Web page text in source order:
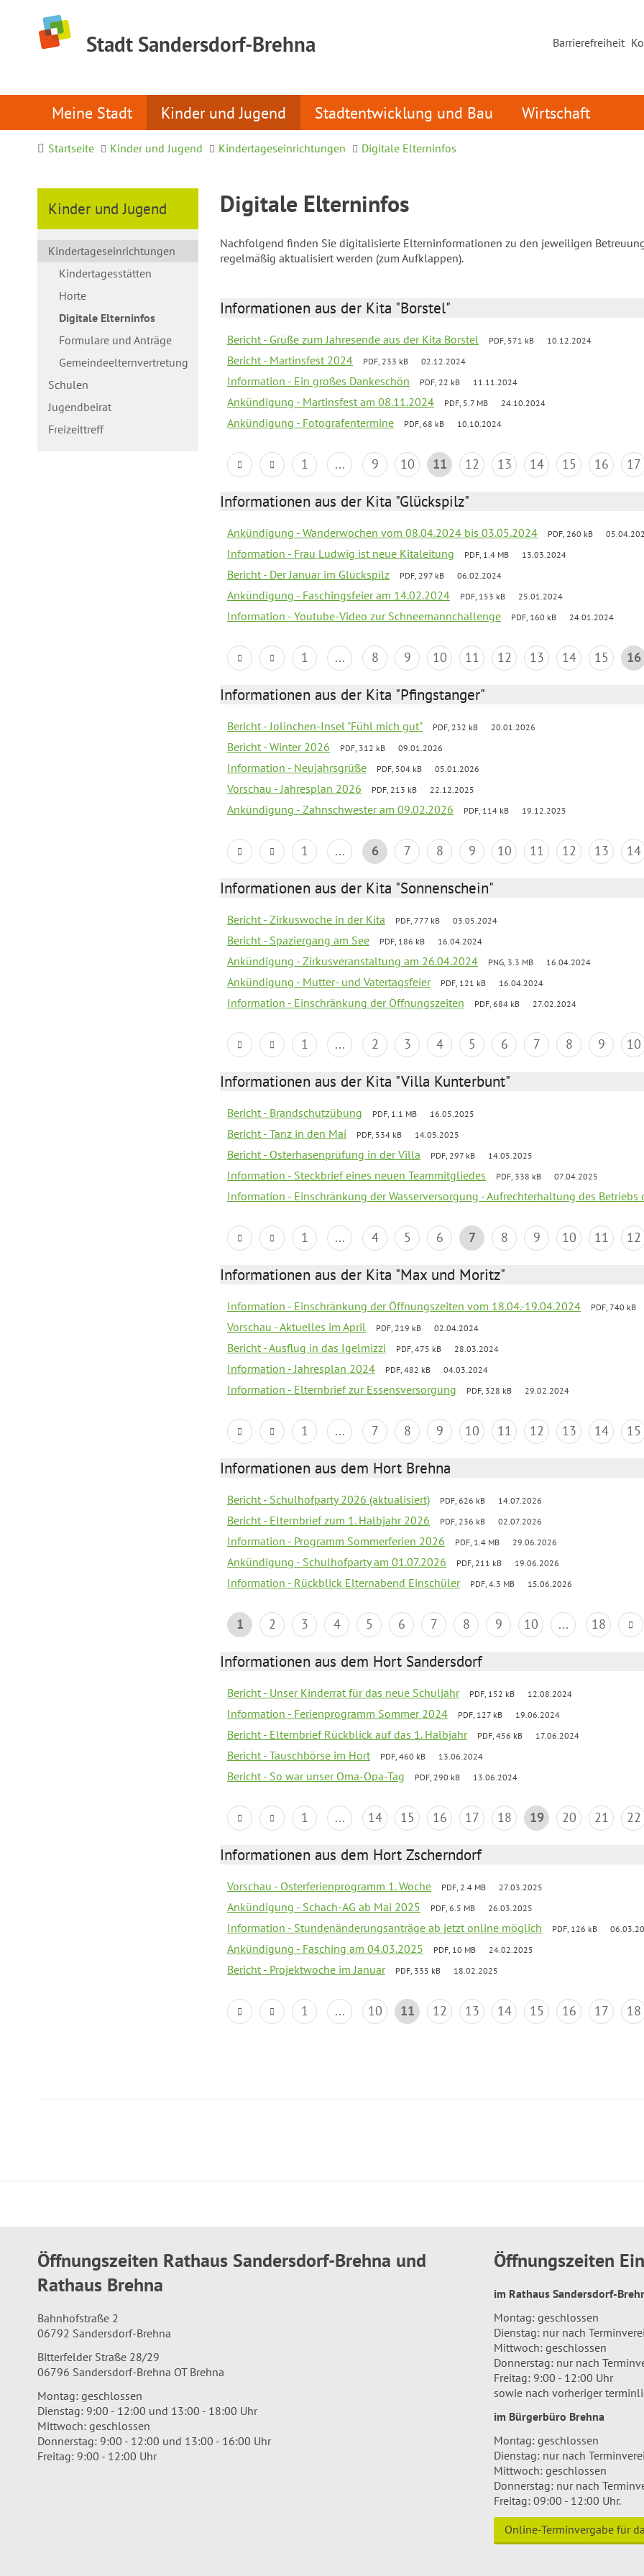
Stadt Sandersdorf-Brehna Barrierefreiheit
Meine Stadt Kinder und Jugend Stadtentwicklung und Bau Wirtschaft
Startseite Kinder und Jugend Kindertageseinrichtungen Digitale Elterninfos
Kinder und Jugend
Kindertageseinrichtungen
Kindertagesstätten
Horte
Digitale Elterninfos
Formulare und Anträge
Gemeindeelternvertretung
Schulen
Jugendbeirat
Freizeittreff
Digitale Elterninfos
Nachfolgend finden Sie digitalisierte Elterninformationen zu den jeweiligen
regelmäßig aktualisiert werden (zum Aufklappen).
Informationen aus der Kita "Borstel"
Bericht - Grüße zum Jahresende aus der Kita Borstel PDF, 571 kB 10.12.2024
Bericht - Martinsfest 2024 PDF, 233 kB 02.12.2024
Information - Ein großes Dankeschön PDF, 22 kB 11.11.2024
Ankündigung - Martinsfest am 08.11.2024 PDF, 5.7 MB 24.10.2024
Ankündigung - Fotografentermine PDF, 68 kB 10.10.2024
1 ... 9 10 11 12 13 14 15 16 17
Informationen aus der Kita "Glückspilz"
Ankündigung - Wanderwochen vom 08.04.2024 bis 03.05.2024 PDF, 260 kB
Information - Frau Ludwig ist neue Kitaleitung PDF, 1.4 MB 13.03.2024
Bericht - Der Januar im Glückspilz PDF, 297 kB 06.02.2024
Ankündigung - Faschingsfeier am 14.02.2024 PDF, 153 kB 25.01.2024
Information - Youtube-Video zur Schneemannchallenge PDF, 160 kB 24.01.2024
1 ... 8 9 10 11 12 13 14 15 16
Informationen aus der Kita "Pfingstanger"
Bericht - Jolinchen-Insel "Fühl mich gut" PDF, 232 kB 20.01.2026
Bericht - Winter 2026 PDF, 312 kB 09.01.2026
Information - Neujahrsgrüße PDF, 504 kB 05.01.2026
Vorschau - Jahresplan 2026 PDF, 213 kB 22.12.2025
Ankündigung - Zahnschwester am 09.02.2026 PDF, 114 kB 19.12.2025
1 ... 6 7 8 9 10 11 12 13 14
Informationen aus der Kita "Sonnenschein"
Bericht - Zirkuswoche in der Kita PDF, 777 kB 03.05.2024
Bericht - Spaziergang am See PDF, 186 kB 16.04.2024
Ankündigung - Zirkusveranstaltung am 26.04.2024 PNG, 3.3 MB 16.04.2024
Ankündigung - Mutter- und Vatertagsfeier PDF, 121 kB 16.04.2024
Information - Einschränkung der Öffnungszeiten PDF, 684 kB 27.02.2024
1 ... 2 3 4 5 6 7 8 9 10
Informationen aus der Kita "Villa Kunterbunt"
Bericht - Brandschutzübung PDF, 1.1 MB 16.05.2025
Bericht - Tanz in den Mai PDF, 534 kB 14.05.2025
Bericht - Osterhasenprüfung in der Villa PDF, 297 kB 14.05.2025
Information - Steckbrief eines neuen Teammitgliedes PDF, 338 kB 07.04.2025
Information - Einschränkung der Wasserversorgung - Aufrechterhaltung des Betriebs
1 ... 4 5 6 7 8 9 10 11 12
Informationen aus der Kita "Max und Moritz"
Information - Einschränkung der Öffnungszeiten vom 18.04.-19.04.2024 PDF, 740 kB
Vorschau - Aktuelles im April PDF, 219 kB 02.04.2024
Bericht - Ausflug in das Igelmizzi PDF, 475 kB 28.03.2024
Information - Jahresplan 2024 PDF, 482 kB 04.03.2024
Information - Elternbrief zur Essensversorgung PDF, 328 kB 29.02.2024
1 ... 7 8 9 10 11 12 13 14 15
Informationen aus dem Hort Brehna
Bericht - Schulhofparty 2026 (aktualisiert) PDF, 626 kB 14.07.2026
Bericht - Elternbrief zum 1. Halbjahr 2026 PDF, 236 kB 02.07.2026
Information - Programm Sommerferien 2026 PDF, 1.4 MB 29.06.2026
Ankündigung - Schulhofparty am 01.07.2026 PDF, 211 kB 19.06.2026
Information - Rückblick Elternabend Einschüler PDF, 4.3 MB 15.06.2026
1 2 3 4 5 6 7 8 9 10 ... 18
Informationen aus dem Hort Sandersdorf
Bericht - Unser Kinderrat für das neue Schuljahr PDF, 152 kB 12.08.2024
Information - Ferienprogramm Sommer 2024 PDF, 127 kB 19.06.2024
Bericht - Elternbrief Rückblick auf das 1. Halbjahr PDF, 456 kB 17.06.2024
Bericht - Tauschbörse im Hort PDF, 460 kB 13.06.2024
Bericht - So war unser Oma-Opa-Tag PDF, 290 kB 13.06.2024
1 ... 14 15 16 17 18 19 20 21 22
Informationen aus dem Hort Zscherndorf
Vorschau - Osterferienprogramm 1. Woche PDF, 2.4 MB 27.03.2025
Ankündigung - Schach-AG ab Mai 2025 PDF, 6.5 MB 26.03.2025
Information - Stundenänderungsanträge ab jetzt online möglich PDF, 126 kB
Ankündigung - Fasching am 04.03.2025 PDF, 10 MB 24.02.2025
Bericht - Projektwoche im Januar PDF, 335 kB 18.02.2025
1 ... 10 11 12 13 14 15 16 17 18
Öffnungszeiten Rathaus Sandersdorf-Brehna und
Rathaus Brehna
Bahnhofstraße 2
06792 Sandersdorf-Brehna
Bitterfelder Straße 28/29
06796 Sandersdorf-Brehna OT Brehna
Montag: geschlossen
Dienstag: 9:00 - 12:00 und 13:00 - 18:00 Uhr
Mittwoch: geschlossen
Donnerstag: 9:00 - 12:00 und 13:00 - 16:00 Uhr
Freitag: 9:00 - 12:00 Uhr
Öffnungszeiten
im Rathaus Sandersdorf-
Montag: geschlossen
Dienstag: nur nach
Mittwoch: geschlossen
Donnerstag: nur nach
Freitag: 9:00 - 12:00 Uhr
sowie nach vorheriger
im Bürgerbüro Brehna
Montag: geschlossen
Dienstag: nur nach
Mittwoch: geschlossen
Donnerstag: nur nach
Freitag: 09:00 - 12:00 Uhr.
Online-Terminvergabe für